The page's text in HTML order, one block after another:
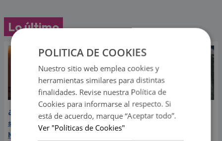
Lo último
¿Greeicy espera a su
segundo hijo? Video de
Mike Bahía desata
Laura Pausini reveló cuál
de sus éxitos es su
POLITICA DE COOKIES
Nuestro sitio web emplea cookies y
herramientas similares para distintas
finalidades. Revise nuestra Política de
Cookies para informarse al respecto. Si
está de acuerdo, marque “Aceptar todo”.
Ver "Políticas de Cookies"